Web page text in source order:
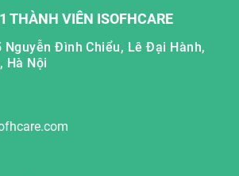
THÀNH VIÊN ISOFHCARE
Nguyễn Đình Chiểu, Lê Đại Hành,
Hà Nội